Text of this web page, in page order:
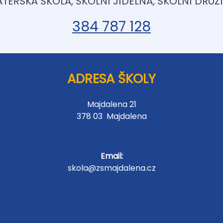
384 787 128
ADRESA ŠKOLY
Majdalena 21
378 03 Majdalena
Email:
skola@zsmajdalena.cz